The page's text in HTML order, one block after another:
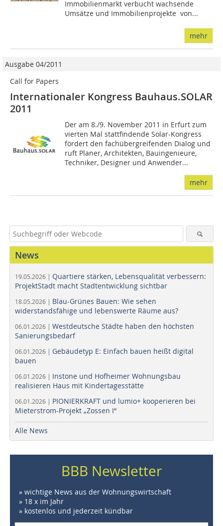
Immobilienmarkt verbucht wachsende
Umsätze und Immobilienprojekte  von...
mehr
Ausgabe 04/2011
Call for Papers
Internationaler Kongress Bauhaus.SOLAR
2011
Der am 8./9. November 2011 in Erfurt zum
vierten Mal stattfindende Solar-Kongress
fördert den fachübergreifenden Dialog und
ruft Planer, Architekten, Bauingenieure,
Techniker, Designer und Anwender...
mehr
News
19.05.2026 | Quartiere stärken, Lebensqualität verbessern:
ProjektStadt macht Stadtentwicklung sichtbar
18.05.2026 | Blau-Grünes Bauen: Wie sehen
widerstandsfähige und lebenswerte Räume aus?
06.01.2026 | Westdeutsche Städte haben den höchsten
Sanierungsbedarf
06.01.2026 | Gebäudetyp E: Einfach bauen heißt digital
bauen
06.01.2026 | Instone und Hofheimer Wohnungsbau
realisieren Haus mit Kindertagesstätte
06.01.2026 | PIONIERKRAFT und lumio+ kooperieren bei
Mieterstrom-Projekt „Zossen I“
Alle News
BBB Newsletter
» wichtige News aus der Wohnungswirtschaft
» 18 x im Jahr
» kostenlos und jederzeit kündbar